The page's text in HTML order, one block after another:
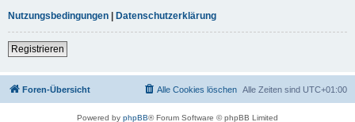
Nutzungsbedingungen | Datenschutzerklärung
Registrieren
Foren-Übersicht Alle Zeiten sind UTC+01:00
Alle Cookies löschen
Powered by phpBB® Forum Software © phpBB Limited